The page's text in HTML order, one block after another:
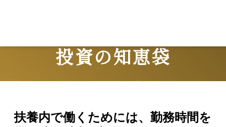
投資の知恵袋
扶養内で働くためには、勤務時間を